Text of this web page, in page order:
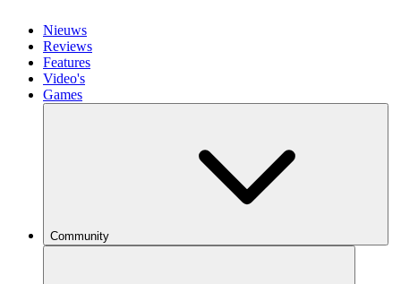
Nieuws
Reviews
Features
Video's
Games
Community